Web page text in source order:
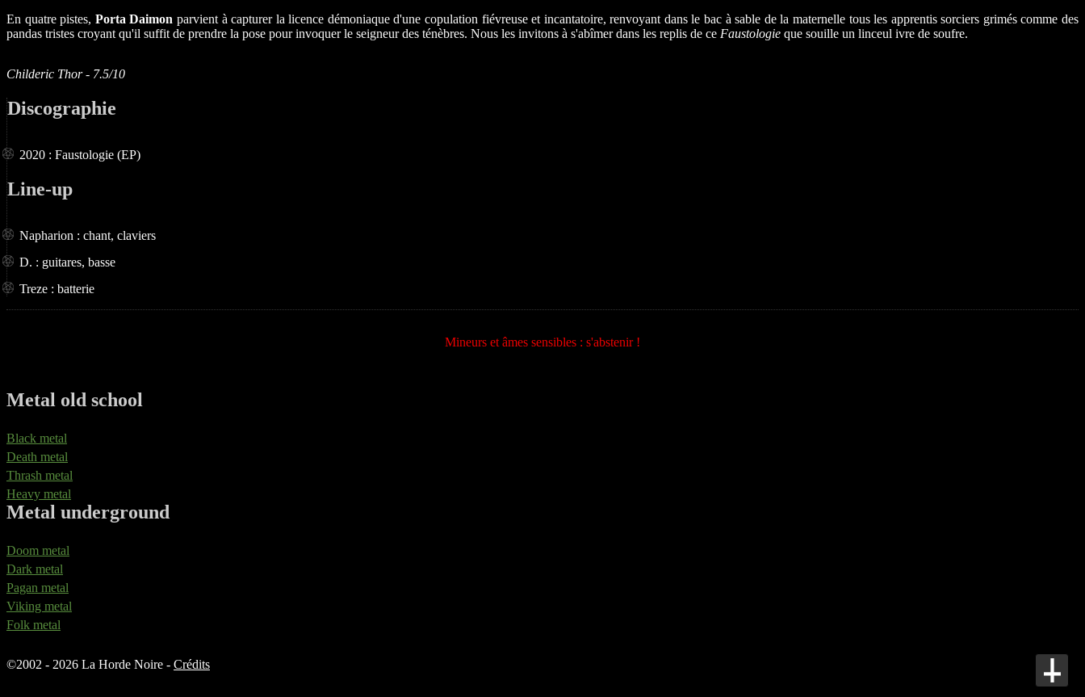
En quatre pistes, Porta Daimon parvient à capturer la licence démoniaque d'une copulation fiévreuse et incantatoire, renvoyant dans le bac à sable de la maternelle tous les apprentis sorciers grimés comme des
pandas tristes croyant qu'il suffit de prendre la pose pour invoquer le seigneur des ténèbres. Nous les invitons à s'abîmer dans les replis de ce Faustologie que souille un linceul ivre de soufre.
Childeric Thor - 7.5/10
Discographie
2020 : Faustologie (EP)
Line-up
Napharion : chant, claviers
D. : guitares, basse
Treze : batterie
Mineurs et âmes sensibles : s'abstenir !
Metal old school
Black metal
Death metal
Thrash metal
Heavy metal
Metal underground
Doom metal
Dark metal
Pagan metal
Viking metal
Folk metal
©2002 - 2026 La Horde Noire - Crédits